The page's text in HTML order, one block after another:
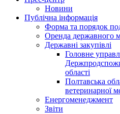
Новини
Публічна інформація
Форма та порядок
Оренда державного
Державні закупівлі
Головне
області
Полтавська
ветеринарної
Енергоменеджмент
Звіти